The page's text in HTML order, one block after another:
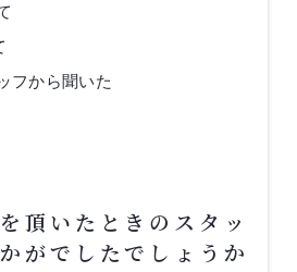
フから聞いた
頂いたときのスタッ
がでしたでしょうか